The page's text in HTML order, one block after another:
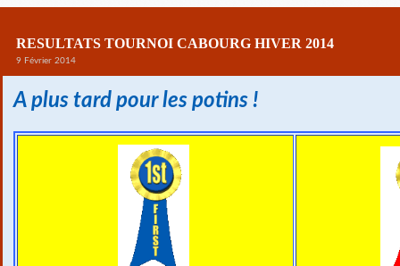
RESULTATS TOURNOI CABOURG HIVER 2014
9 Février 2014
A plus tard pour les potins !